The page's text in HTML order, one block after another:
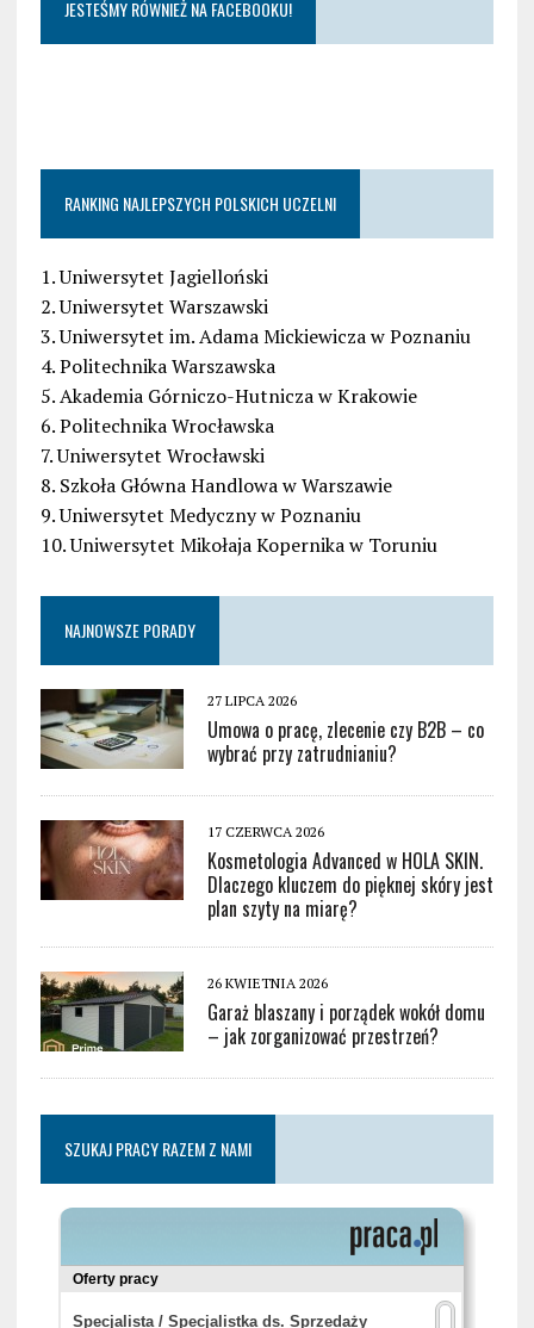
JESTEŚMY RÓWNIEŻ NA FACEBOOKU!
RANKING NAJLEPSZYCH POLSKICH UCZELNI
1. Uniwersytet Jagielloński
2. Uniwersytet Warszawski
3. Uniwersytet im. Adama Mickiewicza w Poznaniu
4. Politechnika Warszawska
5. Akademia Górniczo-Hutnicza w Krakowie
6. Politechnika Wrocławska
7. Uniwersytet Wrocławski
8. Szkoła Główna Handlowa w Warszawie
9. Uniwersytet Medyczny w Poznaniu
10. Uniwersytet Mikołaja Kopernika w Toruniu
NAJNOWSZE PORADY
27 LIPCA 2026
Umowa o pracę, zlecenie czy B2B – co
wybrać przy zatrudnianiu?
17 CZERWCA 2026
Kosmetologia Advanced w HOLA SKIN.
Dlaczego kluczem do pięknej skóry jest
plan szyty na miarę?
26 KWIETNIA 2026
Garaż blaszany i porządek wokół domu
– jak zorganizować przestrzeń?
SZUKAJ PRACY RAZEM Z NAMI